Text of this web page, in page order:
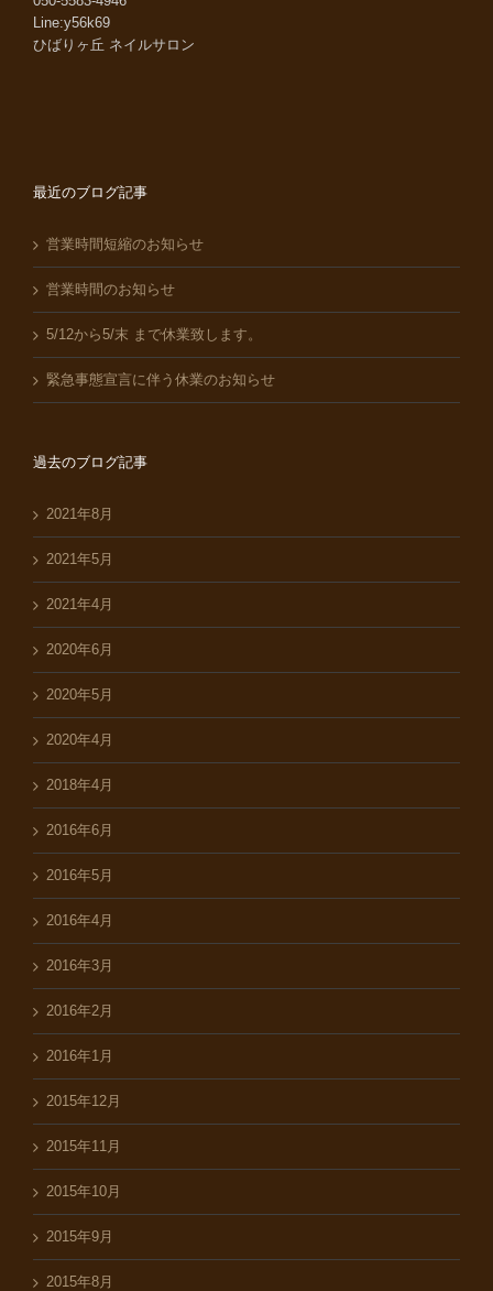
Line:y56k69
ひばりヶ丘 ネイルサロン
最近のブログ記事
営業時間短縮のお知らせ
営業時間のお知らせ
5/12から5/末 まで休業致します。
緊急事態宣言に伴う休業のお知らせ
過去のブログ記事
2021年8月
2021年5月
2021年4月
2020年6月
2020年5月
2020年4月
2018年4月
2016年6月
2016年5月
2016年4月
2016年3月
2016年2月
2016年1月
2015年12月
2015年11月
2015年10月
2015年9月
2015年8月